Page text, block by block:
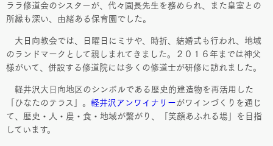
ララ修道会のシスターが、代々園長先生を務められ、また皇室との
所縁も深い、由緒ある保育園でした。
大日向教会では、日曜日にミサや、時折、結婚式も行われ、地域
のランドマークとして親しまれてきました。２０１６年までは神父
様がいて、併設する修道院には多くの修道士が研修に訪れました。
軽井沢大日向地区のシンボルである歴史的建造物を再活用した
「ひなたのテラス」。 軽井沢アンワイナリーがワインづくりを通じ
て、歴史・人・農・食・地域が繋がり、「笑顔あふれる場」を目指
しています。